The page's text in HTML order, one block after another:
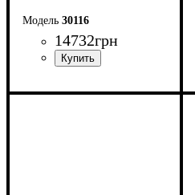
30116
14732грн
Ширина: 156 см